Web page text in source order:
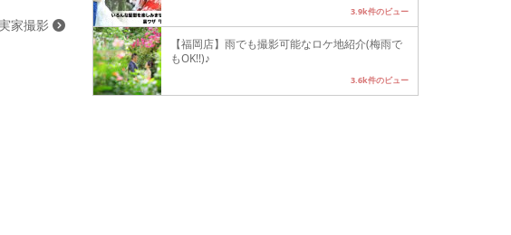
家撮影
3.9k件のビュー
【福岡店】雨でも撮影可能なロケ地紹介(梅雨で
もOK!!)♪
3.6k件のビュー